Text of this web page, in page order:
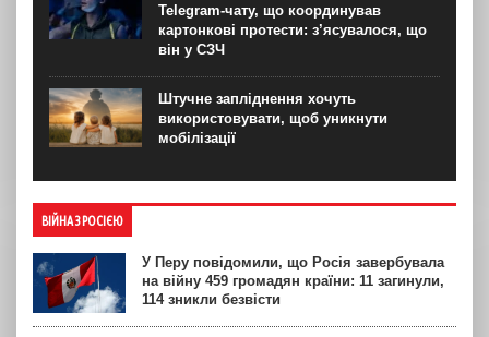
Telegram-чату, що координував
картонкові протести: з’ясувалося, що
він у СЗЧ
Штучне запліднення хочуть
використовувати, щоб уникнути
мобілізації
ВІЙНА З РОСІЄЮ
У Перу повідомили, що Росія завербувала
на війну 459 громадян країни: 11 загинули,
114 зникли безвісти